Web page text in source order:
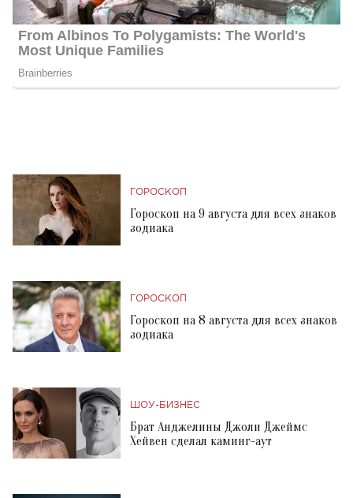
ГОРОСКОП
Гороскоп на 9 августа для всех знаков
зодиака
ГОРОСКОП
Гороскоп на 8 августа для всех знаков
зодиака
ШОУ-БИЗНЕС
Брат Анджелины Джоли Джеймс
Хейвен сделал каминг-аут